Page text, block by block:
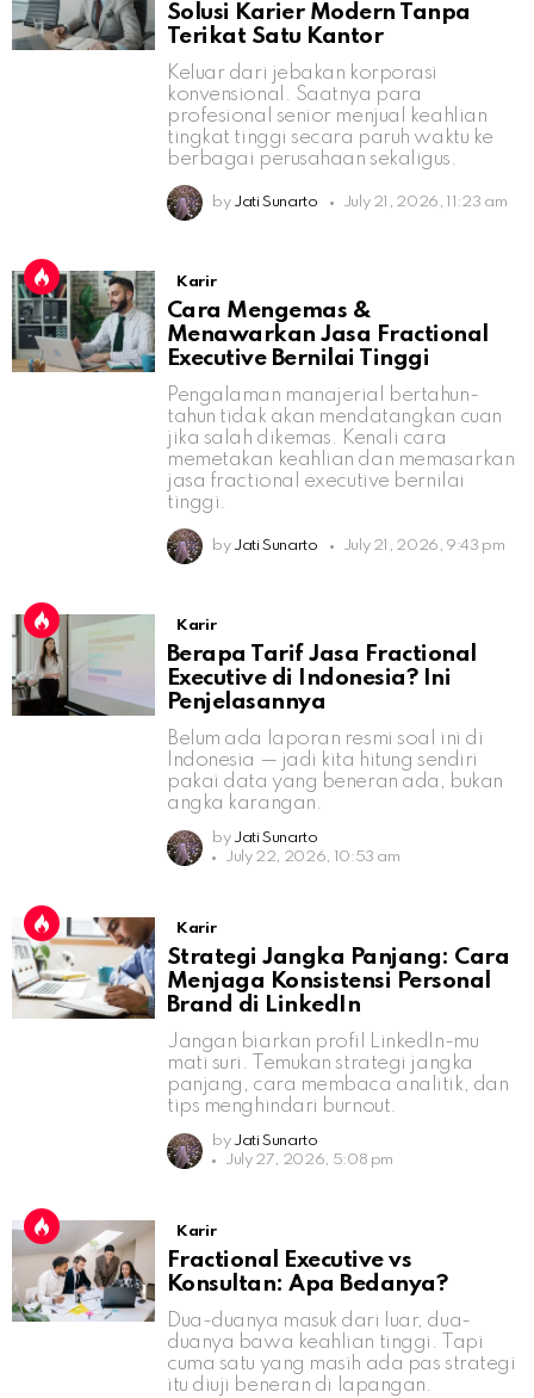
Solusi Karier Modern Tanpa
Terikat Satu Kantor
Keluar dari jebakan korporasi
konvensional. Saatnya para
profesional senior menjual keahlian
tingkat tinggi secara paruh waktu ke
berbagai perusahaan sekaligus.
by Jati Sunarto July 21, 2026, 11:23 am
Karir
Cara Mengemas &
Menawarkan Jasa Fractional
Executive Bernilai Tinggi
Pengalaman manajerial bertahun-
tahun tidak akan mendatangkan cuan
jika salah dikemas. Kenali cara
memetakan keahlian dan memasarkan
jasa fractional executive bernilai
tinggi.
by Jati Sunarto July 21, 2026, 9:43 pm
Karir
Berapa Tarif Jasa Fractional
Executive di Indonesia? Ini
Penjelasannya
Belum ada laporan resmi soal ini di
Indonesia — jadi kita hitung sendiri
pakai data yang beneran ada, bukan
angka karangan.
by Jati Sunarto
July 22, 2026, 10:53 am
Karir
Strategi Jangka Panjang: Cara
Menjaga Konsistensi Personal
Brand di LinkedIn
Jangan biarkan profil LinkedIn-mu
mati suri. Temukan strategi jangka
panjang, cara membaca analitik, dan
tips menghindari burnout.
by Jati Sunarto
July 27, 2026, 5:08 pm
Karir
Fractional Executive vs
Konsultan: Apa Bedanya?
Dua-duanya masuk dari luar, dua-
duanya bawa keahlian tinggi. Tapi
cuma satu yang masih ada pas strategi
itu diuji beneran di lapangan.